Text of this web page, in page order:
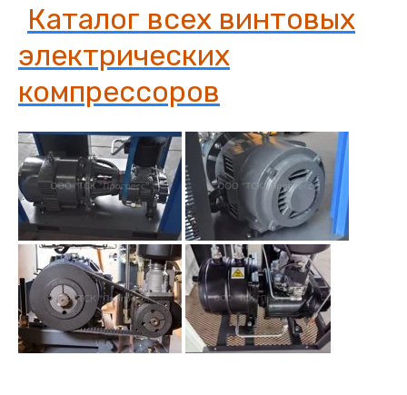
Каталог всех винтовых
электрических
компрессоров